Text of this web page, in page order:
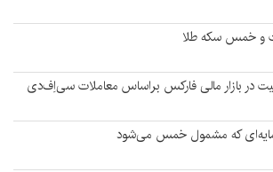
و خمس سکه طلا
در بازار مالی فارکس براساس معاملات سی‌اِف‌دی
که مشمول خمس می‌شود